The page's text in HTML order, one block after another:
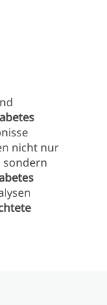
nicht nur